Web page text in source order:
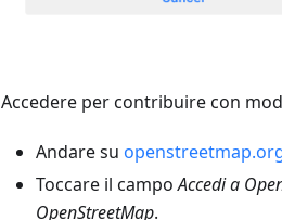
Accedere per contribuire con
Andare su
Toccare il campoAccedi a
OpenStreetMap.